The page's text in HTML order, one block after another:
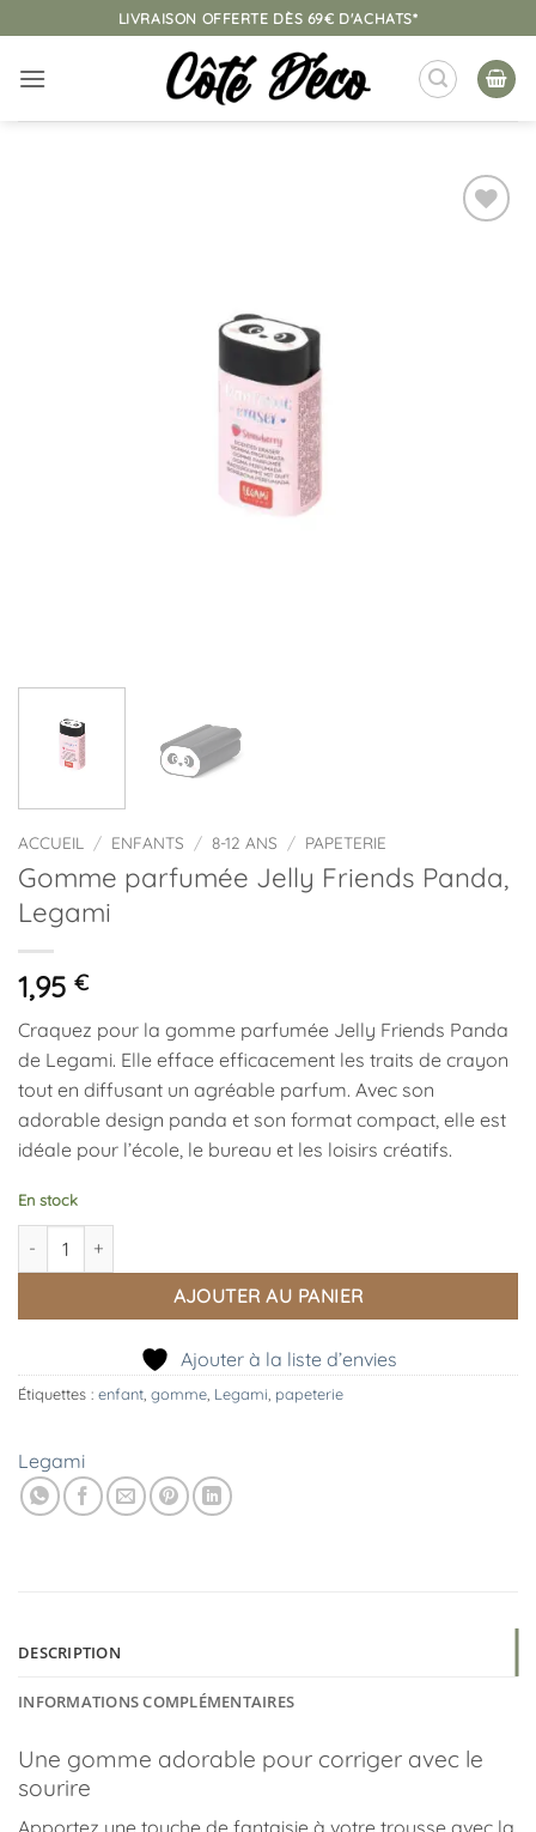
au
contenu
LIVRAISON OFFERTE DÈS 69€ D'ACHATS*
ACCUEIL / ENFANTS / 8-12 ANS / PAPETERIE
Gomme parfumée Jelly Friends Panda,
Legami
1,95 €
Craquez pour la gomme parfumée Jelly Friends Panda
de Legami. Elle efface efficacement les traits de crayon
tout en diffusant un agréable parfum. Avec son
adorable design panda et son format compact, elle est
idéale pour l’école, le bureau et les loisirs créatifs.
En stock
quantité de Gomme parfumée Jelly Friends Panda, Legami
AJOUTER AU PANIER
Ajouter à la liste d’envies
Étiquettes : enfant gomme Legami papeterie
Legami
DESCRIPTION
INFORMATIONS COMPLÉMENTAIRES
Une gomme adorable pour corriger avec le
sourire